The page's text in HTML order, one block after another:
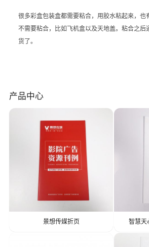
很多彩盒包装盒都需要粘合，用胶水粘起来，也
不需要粘合，比如飞机盒以及天地盖。粘合之后
货了。
产品中心
景想传媒折页 智慧天